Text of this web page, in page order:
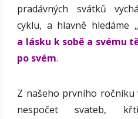
pradávných svátků
cyklu, a hlavně hledáme
a lásku k sobě a svému
po svém.
Z našeho prvního ročníku
nespočet svateb,